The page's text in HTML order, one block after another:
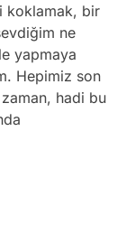
koklamak, bir
ne
yapmaya
Hepimiz son
hadi bu